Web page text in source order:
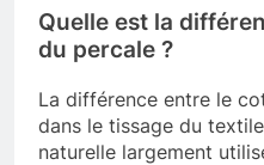
Quelle est la
du percale ?
La différence entre le
dans le tissage du
naturelle largement